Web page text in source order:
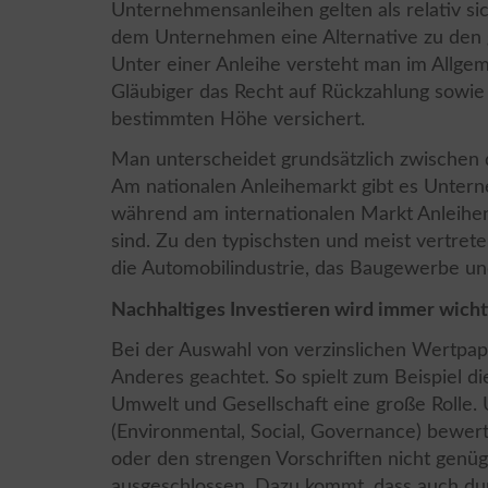
Unternehmensanleihen gelten als relativ
dem Unternehmen eine Alternative zu
Unter einer Anleihe versteht man im
Gläubiger das Recht auf Rückzahlung
bestimmten Höhe versichert.
Man unterscheidet grundsätzlich
Am nationalen Anleihemarkt gibt es
während am internationalen Markt
sind. Zu den typischsten und meist
die Automobilindustrie, das Baugewerbe
Nachhaltiges Investieren wird immer
Bei der Auswahl von verzinslichen
Anderes geachtet. So spielt zum Beispiel
Umwelt und Gesellschaft eine große
(Environmental, Social, Governance)
oder den strengen Vorschriften nicht